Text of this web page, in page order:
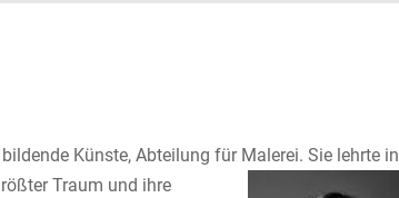
Künste, Abteilung für Malerei. Sie lehrte in
Traum und ihre